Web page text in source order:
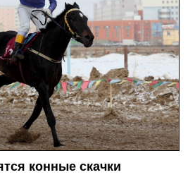
конные скачки